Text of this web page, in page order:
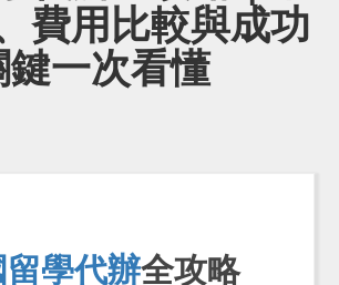
費用比較與成功
鍵一次看懂
學代辦全攻略